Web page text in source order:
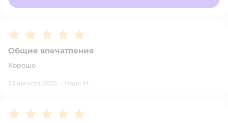
Рейтинг:5
Общие впечатления
Хорошо
23 августа 2025 · Надя М.
Рейтинг:5